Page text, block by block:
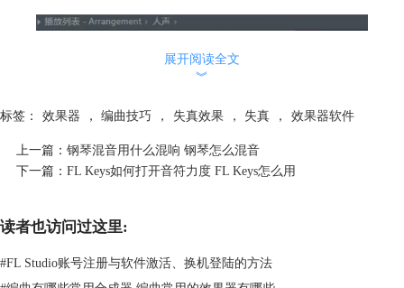
道，并点击右侧对应插槽。
展开阅读全文
︾
标签： 效果器 ， 编曲技巧 ， 失真效果 ， 失真 ， 效果器软件
上一篇： 钢琴混音用什么混响 钢琴怎么混音
下一篇： FL Keys如何打开音符力度 FL Keys怎么用
读者也访问过这里:
#FL Studio账号注册与软件激活、换机登陆的方法